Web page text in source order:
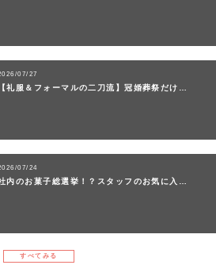
07/27
【礼服＆フォーマルの二刀流】冠婚葬祭だけ…
07/24
内のお菓子総選挙！？スタッフのお気に入…
すべてみる